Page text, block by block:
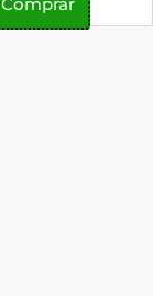
Comprar